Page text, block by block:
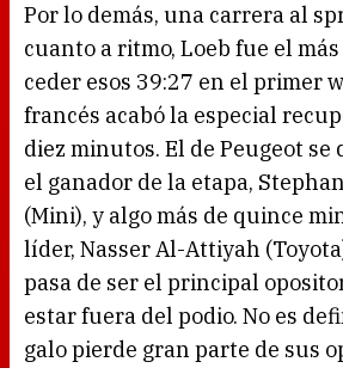
Por lo demás, una carrera al
cuanto a ritmo, Loeb fue el
ceder esos 39:27 en el primer
francés acabó la especial
diez minutos. El de Peugeot se
el ganador de la etapa,
(Mini), y algo más de quince
líder, Nasser Al-Attiyah
pasa de ser el principal
estar fuera del podio. No es
galo pierde gran parte de sus